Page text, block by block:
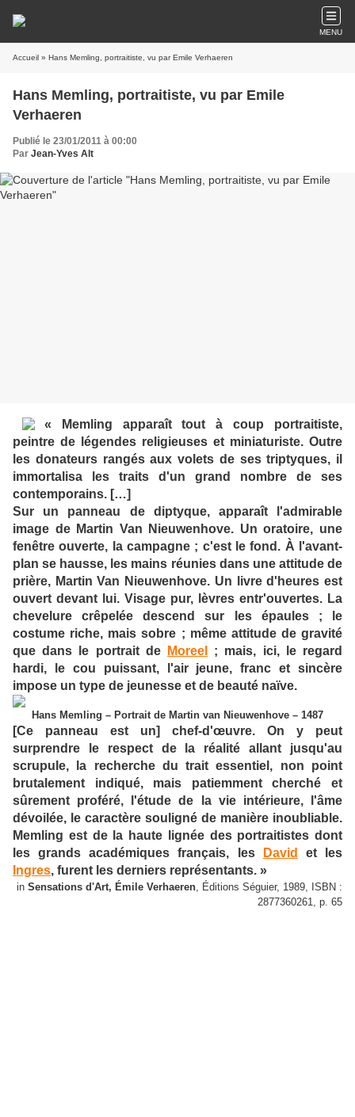
MENU
Accueil » Hans Memling, portraitiste, vu par Emile Verhaeren
Hans Memling, portraitiste, vu par Emile
Verhaeren
Publié le 23/01/2011 à 00:00
Par Jean-Yves Alt
« Memling apparaît tout à coup portraitiste,
peintre de légendes religieuses et miniaturiste. Outre
les donateurs rangés aux volets de ses triptyques, il
immortalisa les traits d'un grand nombre de ses
contemporains. […]
Sur un panneau de diptyque, apparaît l'admirable
image de Martin Van Nieuwenhove. Un oratoire, une
fenêtre ouverte, la campagne ; c'est le fond. À l'avant-
plan se hausse, les mains réunies dans une attitude de
prière, Martin Van Nieuwenhove. Un livre d'heures est
ouvert devant lui. Visage pur, lèvres entr'ouvertes. La
chevelure crêpelée descend sur les épaules ; le
costume riche, mais sobre ; même attitude de gravité
que dans le portrait de
Moreel
; mais, ici, le regard
hardi, le cou puissant, l'air jeune, franc et sincère
impose un type de jeunesse et de beauté naïve.
Hans Memling – Portrait de Martin van Nieuwenhove – 1487
[Ce panneau est un] chef-d'œuvre. On y peut
surprendre le respect de la réalité allant jusqu'au
scrupule, la recherche du trait essentiel, non point
brutalement indiqué, mais patiemment cherché et
sûrement proféré, l'étude de la vie intérieure, l'âme
dévoilée, le caractère souligné de manière inoubliable.
Memling est de la haute lignée des portraitistes dont
les grands académiques français, les
David
et les
Ingres, furent les derniers représentants. »
in Sensations d'Art, Émile Verhaeren, Éditions Séguier, 1989, ISBN :
2877360261, p. 65